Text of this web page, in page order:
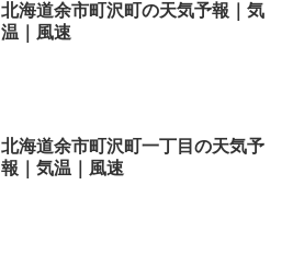
北海道余市町沢町の天気予報｜気
温｜風速
北海道余市町沢町一丁目の天気予
報｜気温｜風速